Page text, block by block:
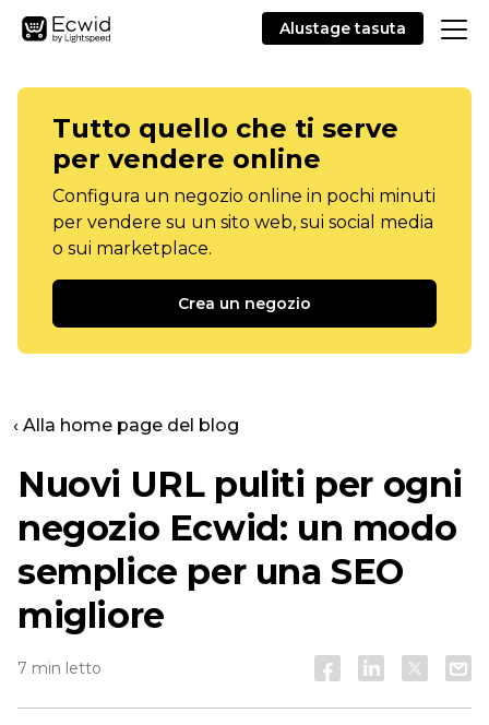
Alustage tasuta
Tutto quello che ti serve
per vendere online
Configura un negozio online in pochi minuti
per vendere su un sito web, sui social media
o sui marketplace.
Crea un negozio
‹ Alla home page del blog
Nuovi URL puliti per ogni
negozio Ecwid: un modo
semplice per una SEO
migliore
7 min letto